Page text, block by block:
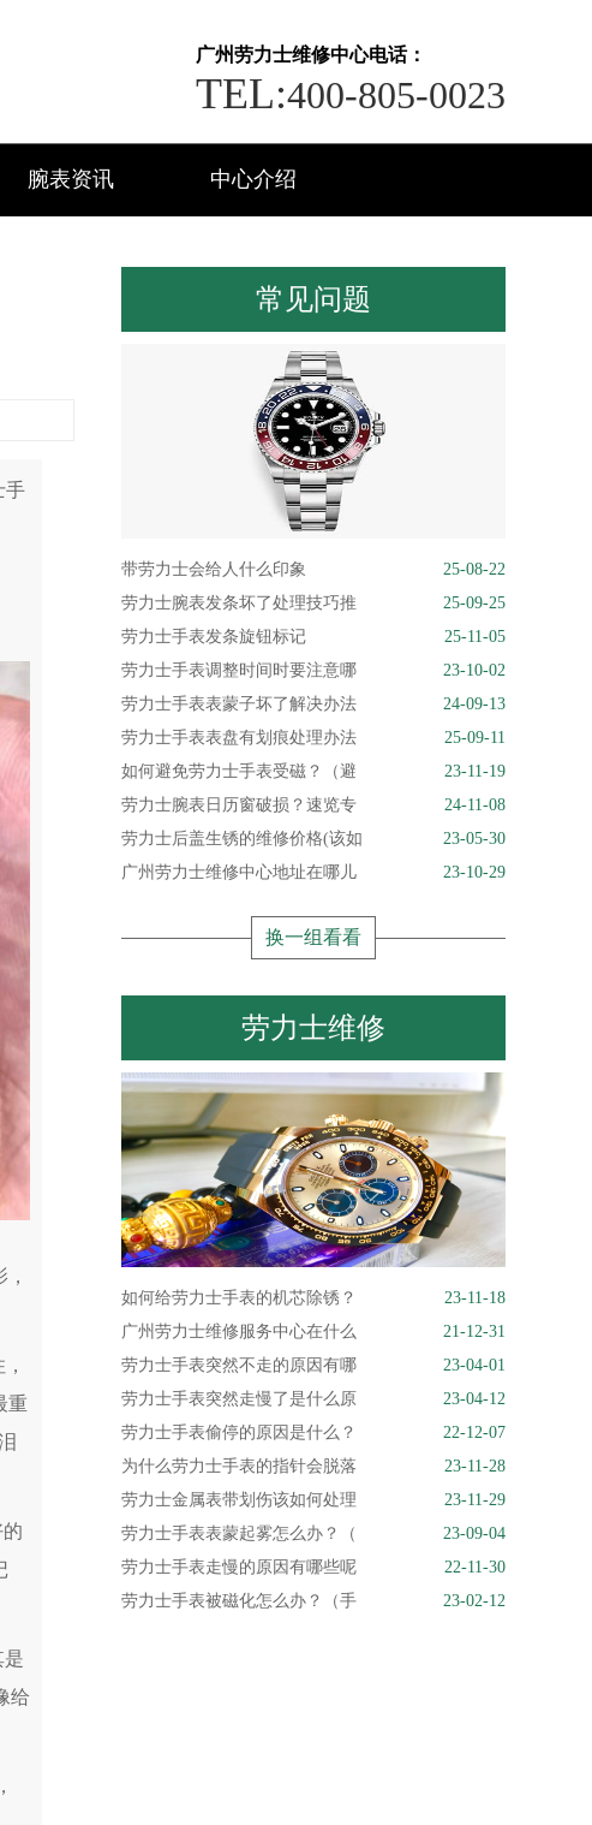
广州劳力士维修中心电话：
TEL:400-805-0023
腕表资讯 中心介绍
手
重
给
常见问题
带劳力士会给人什么印象
25-08-22
劳力士腕表发条坏了处理技巧推
25-09-25
劳力士手表发条旋钮标记
25-11-05
劳力士手表调整时间时要注意哪
23-10-02
劳力士手表表蒙子坏了解决办法
24-09-13
劳力士手表表盘有划痕处理办法
25-09-11
如何避免劳力士手表受磁？（避
23-11-19
劳力士腕表日历窗破损？速览专
24-11-08
劳力士后盖生锈的维修价格(该如
23-05-30
广州劳力士维修中心地址在哪儿
23-10-29
换一组看看
劳力士维修
如何给劳力士手表的机芯除锈？
23-11-18
广州劳力士维修服务中心在什么
21-12-31
劳力士手表突然不走的原因有哪
23-04-01
劳力士手表突然走慢了是什么原
23-04-12
劳力士手表偷停的原因是什么？
22-12-07
为什么劳力士手表的指针会脱落
23-11-28
劳力士金属表带划伤该如何处理
23-11-29
劳力士手表表蒙起雾怎么办？（
23-09-04
劳力士手表走慢的原因有哪些呢
22-11-30
劳力士手表被磁化怎么办？（手
23-02-12